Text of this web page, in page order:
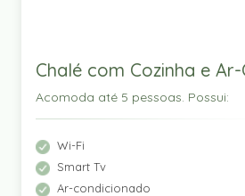
Chalé com Cozinha e
Acomoda até 5 pessoas. Possui:
Wi-Fi
Smart Tv
Ar-condicionado